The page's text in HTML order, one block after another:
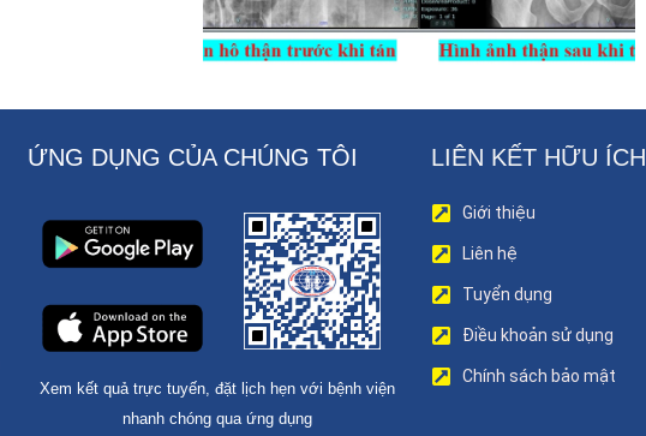
ỨNG DỤNG CỦA CHÚNG TÔI
Xem kết quả trực tuyến, đặt lịch hẹn với bệnh viện
nhanh chóng qua ứng dụng
LIÊN KẾT HỮU ÍCH
Giới thiệu
Liên hệ
Tuyển dụng
Điều khoản sử dụng
Chính sách bảo mật